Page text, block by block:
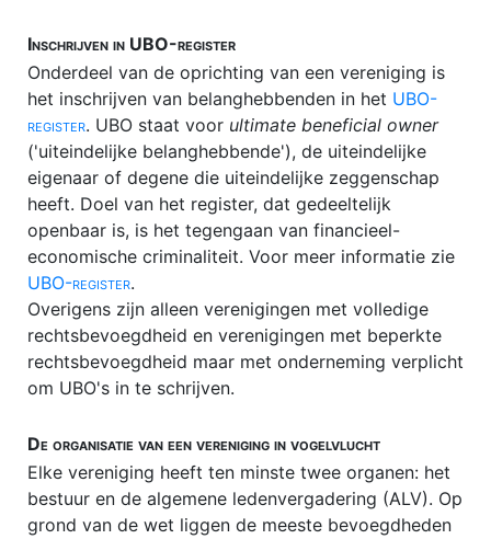
Inschrijven in UBO-register
Onderdeel van de oprichting van een vereniging is
het inschrijven van belanghebbenden in het UBO-
register. UBO staat voor ultimate beneficial owner
('uiteindelijke belanghebbende'), de uiteindelijke
eigenaar of degene die uiteindelijke zeggenschap
heeft. Doel van het register, dat gedeeltelijk
openbaar is, is het tegengaan van financieel-
economische criminaliteit. Voor meer informatie zie
UBO-register.
Overigens zijn alleen verenigingen met volledige
rechtsbevoegdheid en verenigingen met beperkte
rechtsbevoegdheid maar met onderneming verplicht
om UBO's in te schrijven.
De organisatie van een vereniging in vogelvlucht
Elke vereniging heeft ten minste twee organen: het
bestuur en de algemene ledenvergadering (ALV). Op
grond van de wet liggen de meeste bevoegdheden